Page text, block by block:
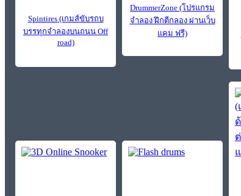
Spintires (เกมส์ขับรถบ
บรรทุกจำลองบนถนน Off
road)
DrummerZone (โปรแกรม
จำลอง ฝึกตีกลอง ผ่านเว็บ
แคม ฟรี)